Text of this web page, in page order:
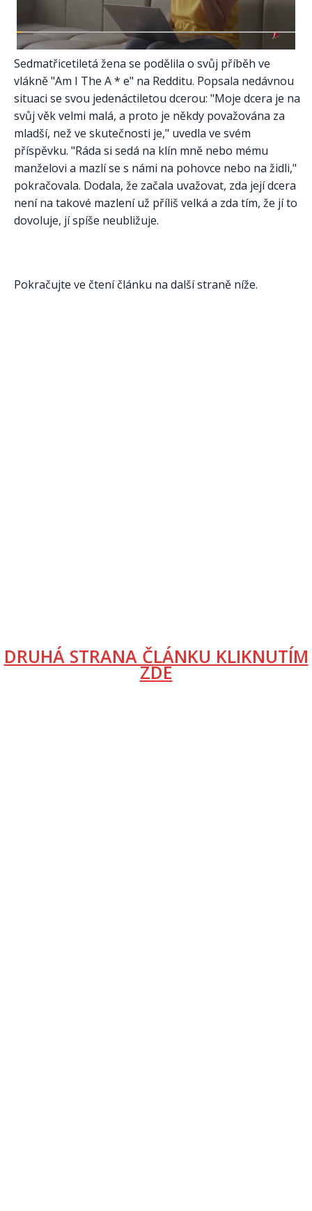
Sedmatřicetiletá žena se podělila o svůj příběh ve
vlákně "Am I The A * e" na Redditu. Popsala nedávnou
situaci se svou jedenáctiletou dcerou: "Moje dcera je na
svůj věk velmi malá, a proto je někdy považována za
mladší, než ve skutečnosti je," uvedla ve svém
příspěvku. "Ráda si sedá na klín mně nebo mému
manželovi a mazlí se s námi na pohovce nebo na židli,"
pokračovala. Dodala, že začala uvažovat, zda její dcera
není na takové mazlení už příliš velká a zda tím, že jí to
dovoluje, jí spíše neubližuje.
Pokračujte ve čtení článku na další straně níže.
DRUHÁ STRANA ČLÁNKU KLIKNUTÍM
ZDE